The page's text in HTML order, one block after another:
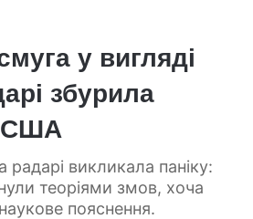
у вигляді
збурила
США
радарі викликала паніку:
теоріями змов, хоча
пояснення.